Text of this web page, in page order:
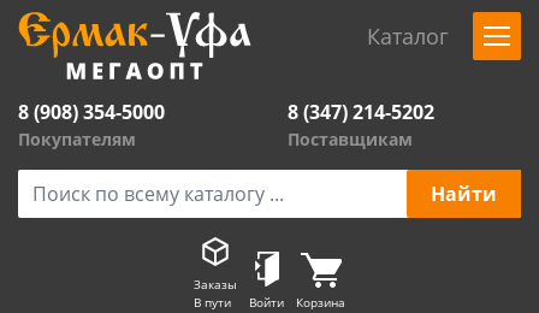
Каталог
8 (908) 354-5000
Покупателям
8 (347) 214-5202
Поставщикам
Заказы
В пути
Войти Корзина